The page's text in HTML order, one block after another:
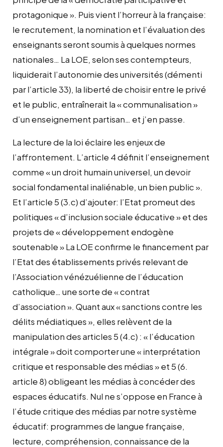
protagonique ». Puis vient l’horreur à la française:
le recrutement, la nomination et l’évaluation des
enseignants seront soumis à quelques normes
nationales… La LOE, selon ses contempteurs,
liquiderait l’autonomie des universités (démenti
par l’article 33), la liberté de choisir entre le privé
et le public, entraînerait la « communalisation »
d’un enseignement partisan… et j’en passe.
La lecture de la loi éclaire les enjeux de
l’affrontement. L’article 4 définit l’enseignement
comme « un droit humain universel, un devoir
social fondamental inaliénable, un bien public ».
Et l’article 5 (3.c) d’ajouter: l’Etat promeut des
politiques « d’inclusion sociale éducative » et des
projets de « développement endogène
soutenable » La LOE confirme le financement par
l’Etat des établissements privés relevant de
l’Association vénézuélienne de l’éducation
catholique… une sorte de « contrat
d’association ». Quant aux « sanctions contre les
délits médiatiques », elles relèvent de la
manipulation des articles 5 (4.c) : « l’éducation
intégrale » doit comporter une « interprétation
critique et responsable des médias » et 5 (6.
article 8) obligeant les médias à concéder des
espaces éducatifs. Nul ne s’oppose en France à
l’étude critique des médias par notre système
éducatif: programmes de langue française,
lecture, compréhension, connaissance de la